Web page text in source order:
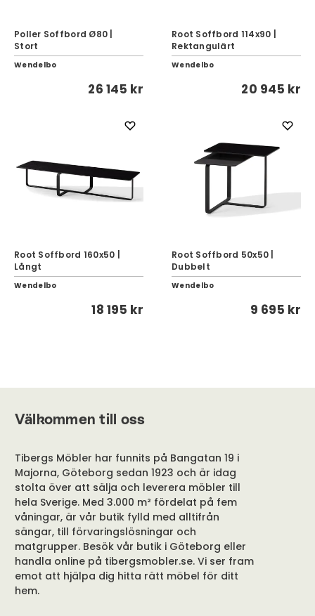
Poller Soffbord Ø80 |
Stort
Wendelbo
26 145 kr
Root Soffbord 114x90 |
Rektangulärt
Wendelbo
20 945 kr
Root Soffbord 160x50 |
Långt
Wendelbo
18 195 kr
Root Soffbord 50x50 |
Dubbelt
Wendelbo
9 695 kr
Välkommen till oss
Tibergs Möbler har funnits på Bangatan 19 i
Majorna, Göteborg sedan 1923 och är idag
stolta över att sälja och leverera möbler till
hela Sverige. Med 3.000 m² fördelat på fem
våningar, är vår butik fylld med alltifrån
sängar, till förvaringslösningar och
matgrupper. Besök vår butik i Göteborg eller
handla online på tibergsmobler.se. Vi ser fram
emot att hjälpa dig hitta rätt möbel för ditt
hem.